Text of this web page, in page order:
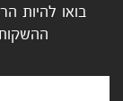
בואו להיות